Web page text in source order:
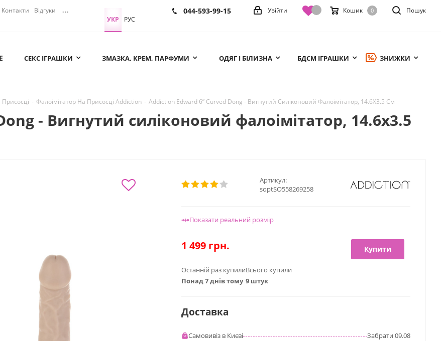
Контакти Відгуки ... Пошук
Кошик 0
Увійти
044-593-99-15
УКР РУС
СЕКС ІГРАШКИ ЗМАЗКА, КРЕМ, ПАРФУМИ ОДЯГ І БІЛИЗНА БДСМ ІГРАШКИ ЗНИЖКИ
- Фалоімітатор На Присосці Addiction - Addiction Edward 6” Curved Dong - Вигнутий Силіконовий Фалоімітатор, 14.6Х3.5 См
- Вигнутий силіконовий фалоімітатор, 14.6х3.5
Артикул:
soptSO558269258
Показати реальний розмір
1 499 грн. Купити
Останній раз купили
Понад 7 днів тому
Всього купили
9 штук
Доставка
Самовивіз в Києві Забрати 09.08